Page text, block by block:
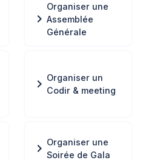
chevron_right
Organiser une
Assemblée
Générale
chevron_right Organiser un
Codir & meeting
chevron_right Organiser une
Soirée de Gala